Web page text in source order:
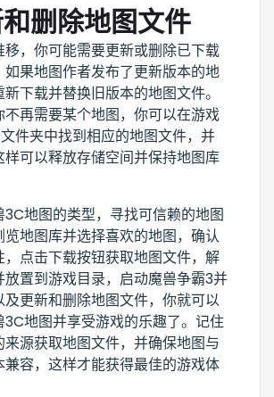
删除地图文件
移，你可能需要更新或删除已下载
如果地图作者发布了更新版本的地
下载并替换旧版本的地图文件。
不再需要某个地图，你可以在游戏
件夹中找到相应的地图文件，并
样可以释放存储空间并保持地图库
地图的类型，寻找可信赖的地图
览地图库并选择喜欢的地图，确认
，点击下载按钮获取地图文件，解
放置到游戏目录，启动魔兽争霸3并
及更新和删除地图文件，你就可以
3C地图并享受游戏的乐趣了。记住
源获取地图文件，并确保地图与
兼容，这样才能获得最佳的游戏体